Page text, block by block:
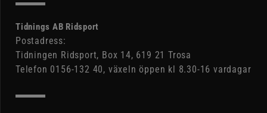
Tidnings AB Ridsport
Postadress:
Tidningen Ridsport, Box 14, 619 21 Trosa
Telefon 0156-132 40, växeln öppen kl 8.30-16 vardagar